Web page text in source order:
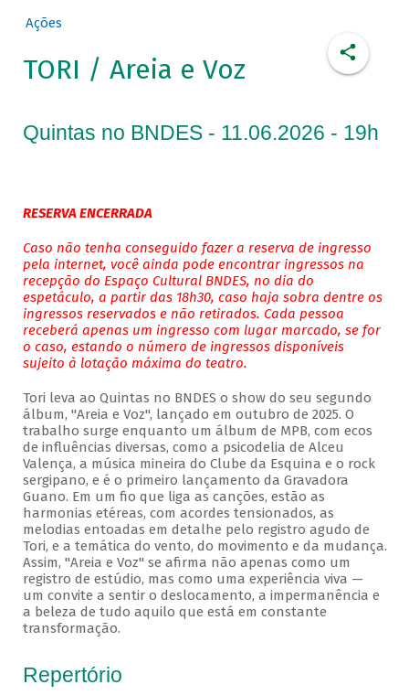
Ações
TORI / Areia e Voz
Quintas no BNDES - 11.06.2026 - 19h
RESERVA ENCERRADA
Caso não tenha conseguido fazer a reserva de ingresso
pela internet, você ainda pode encontrar ingressos na
recepção do Espaço Cultural BNDES, no dia do
espetáculo, a partir das 18h30, caso haja sobra dentre os
ingressos reservados e não retirados. Cada pessoa
receberá apenas um ingresso com lugar marcado, se for
o caso, estando o número de ingressos disponíveis
sujeito à lotação máxima do teatro.
Tori leva ao Quintas no BNDES o show do seu segundo
álbum, "Areia e Voz", lançado em outubro de 2025. O
trabalho surge enquanto um álbum de MPB, com ecos
de influências diversas, como a psicodelia de Alceu
Valença, a música mineira do Clube da Esquina e o rock
sergipano, e é o primeiro lançamento da Gravadora
Guano. Em um fio que liga as canções, estão as
harmonias etéreas, com acordes tensionados, as
melodias entoadas em detalhe pelo registro agudo de
Tori, e a temática do vento, do movimento e da mudança.
Assim, "Areia e Voz" se afirma não apenas como um
registro de estúdio, mas como uma experiência viva —
um convite a sentir o deslocamento, a impermanência e
a beleza de tudo aquilo que está em constante
transformação.
Repertório